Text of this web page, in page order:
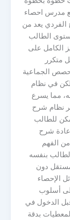
مدرس احصاء
يعد من
الطالب
الكامل على
متكرر
الجماعية
في نظام
مما يسرع
نظام شرح
للطالب
شرح
الفهم
بنفسه
دون
الإحصاء
أسلوب
الدخول في
بدقة